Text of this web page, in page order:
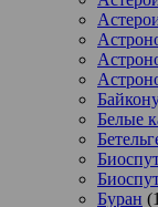
Белые
Буран